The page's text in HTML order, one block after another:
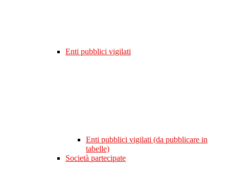
Enti pubblici vigilati
Enti pubblici vigilati (da pubblicare in
tabelle)
Società partecipate